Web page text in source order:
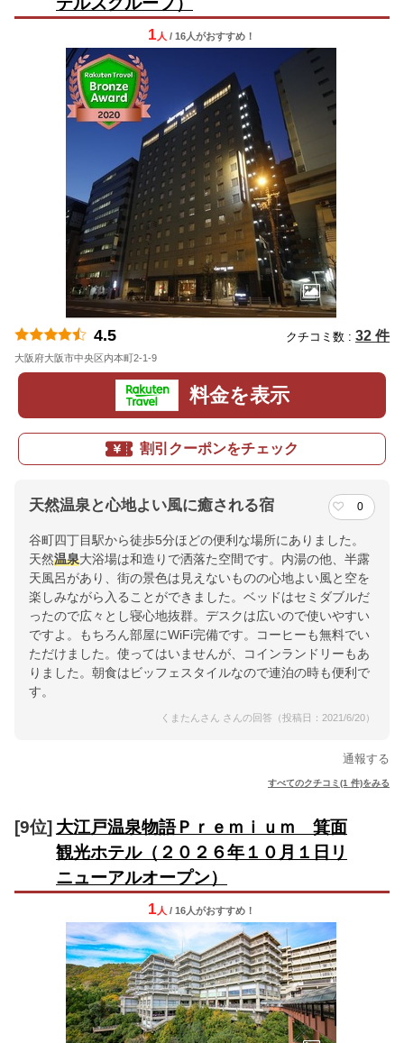
1 人 / 16人がおすすめ！
4.5 クチコミ数 : 32 件
大阪府大阪市中央区内本町2-1-9
料金を表示
割引クーポンをチェック
天然温泉と心地よい風に癒される宿 0
谷町四丁目駅から徒歩5分ほどの便利な場所にありました。
天然温泉大浴場は和造りで洒落た空間です。内湯の他、半露
天風呂があり、街の景色は見えないものの心地よい風と空を
楽しみながら入ることができました。ベッドはセミダブルだ
ったので広々とし寝心地抜群。デスクは広いので使いやすい
ですよ。もちろん部屋にWiFi完備です。コーヒーも無料でい
ただけました。使ってはいませんが、コインランドリーもあ
りました。朝食はビッフェスタイルなので連泊の時も便利で
す。
くまたんさん さんの回答（投稿日：2021/6/20）
通報する
すべてのクチコミ(1 件)をみる
[9位] 大江戸温泉物語Ｐｒｅｍｉｕｍ 箕面
観光ホテル（２０２６年１０月１日リ
ニューアルオープン）
1 人 / 16人がおすすめ！